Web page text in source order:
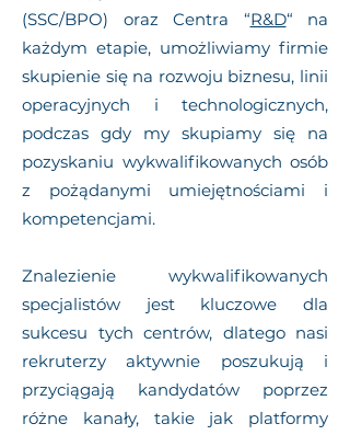
(SSC/BPO) oraz Centra “R&D“ na
każdym etapie, umożliwiamy firmie
skupienie się na rozwoju biznesu, linii
operacyjnych i technologicznych,
podczas gdy my skupiamy się na
pozyskaniu wykwalifikowanych osób
z pożądanymi umiejętnościami i
kompetencjami.
Znalezienie wykwalifikowanych
specjalistów jest kluczowe dla
sukcesu tych centrów, dlatego nasi
rekruterzy aktywnie poszukują i
przyciągają kandydatów poprzez
różne kanały, takie jak platformy